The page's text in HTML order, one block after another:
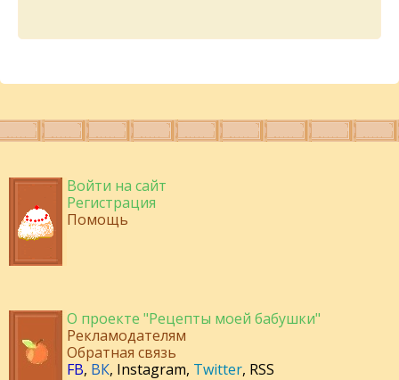
Войти на сайт
Регистрация
Помощь
О проекте "Рецепты моей бабушки"
Рекламодателям
Обратная связь
FB, ВК, Instagram, Twitter, RSS